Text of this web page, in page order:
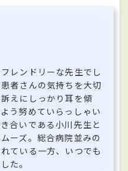
レンドリーな先生でし
者さんの気持ちを大切
えにしっかり耳を傾
う努めていらっしゃい
合いである小川先生と
ーズ。総合病院並みの
ている一方、いつでも
た。